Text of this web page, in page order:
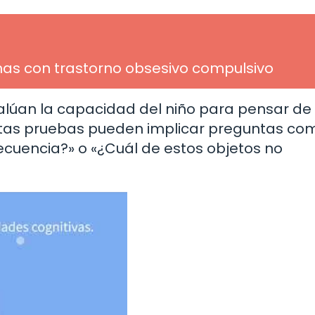
con trastorno obsesivo compulsivo
la capacidad del niño para pensar de
pruebas pueden implicar preguntas
o «¿Cuál de estos objetos no